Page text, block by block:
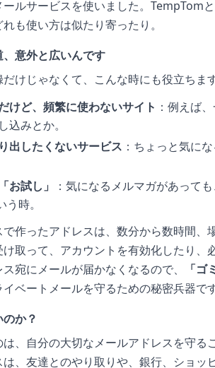
ルサービスを使いました。TempTom
も使い方は似たり寄ったり。
意外と広いんです
けじゃなくて、こんな時にも役立ちます
けど、頻繁に使わないサイト ：例えば
込みとか。
出したくないサービス ：ちょっと気に
お試し」
：気になるメルマガがあって
時。
作ったアドレスは、数分から数時間、
取って、アカウントを有効化したり、
宛にメールが届かなくなるので、
「ゴ
ベートメールを守るための秘密兵器です
か？
、自分の大切なメールアドレスを守
、友達とのやり取りや、銀行、ショッ